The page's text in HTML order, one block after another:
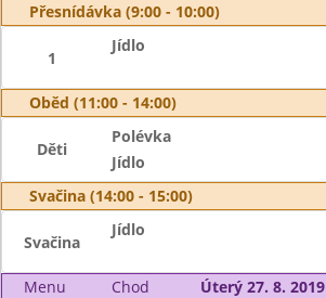
Přesnídávka (9:00 - 10:00)
1
Jídlo
Oběd (11:00 - 14:00)
Děti
Polévka
Jídlo
Svačina (14:00 - 15:00)
Svačina
Jídlo
Menu Chod
Úterý 27. 8. 2019